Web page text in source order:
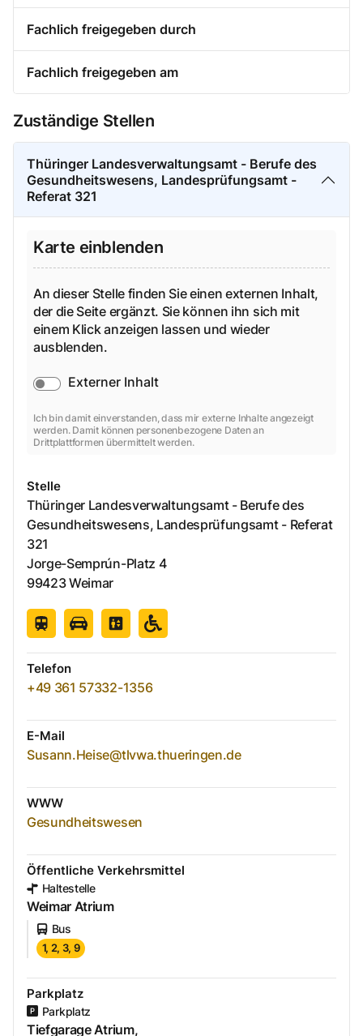
Fachlich freigegeben durch
Fachlich freigegeben am
Zuständige Stellen
Thüringer Landesverwaltungsamt - Berufe des
Gesundheitswesens, Landesprüfungsamt -
Referat 321
Karte einblenden
An dieser Stelle finden Sie einen externen Inhalt,
der die Seite ergänzt. Sie können ihn sich mit
einem Klick anzeigen lassen und wieder
ausblenden.
Externer Inhalt
Ich bin damit einverstanden, dass mir externe Inhalte angezeigt
werden. Damit können personenbezogene Daten an
Drittplattformen übermittelt werden.
Stelle
Thüringer Landesverwaltungsamt - Berufe des
Gesundheitswesens, Landesprüfungsamt - Referat
321
Jorge-Semprún-Platz 4
99423Weimar
Telefon
+49 361 57332-1356
E-Mail
Susann.Heise@tlvwa.thueringen.de
WWW
Gesundheitswesen
Öffentliche Verkehrsmittel
Haltestelle
Weimar Atrium
Bus
1, 2, 3, 9
Parkplatz
Parkplatz
Tiefgarage Atrium,